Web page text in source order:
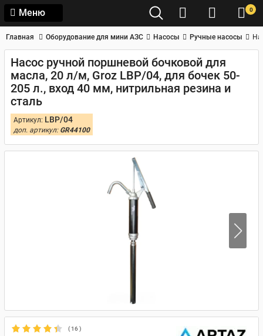
Меню 0
Главная Оборудование для мини АЗС Насосы Ручные насосы
Насос ручной поршневой бочковой для
масла, 20 л/м, Groz LBP/04, для бочек 50-
205 л., вход 40 мм, нитрильная резина и
сталь
Артикул: LBP/04
доп. артикул: GR44100
(16)